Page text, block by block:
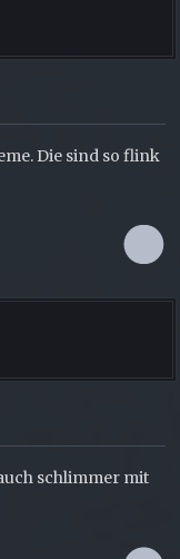
Die sind so flink
schlimmer mit